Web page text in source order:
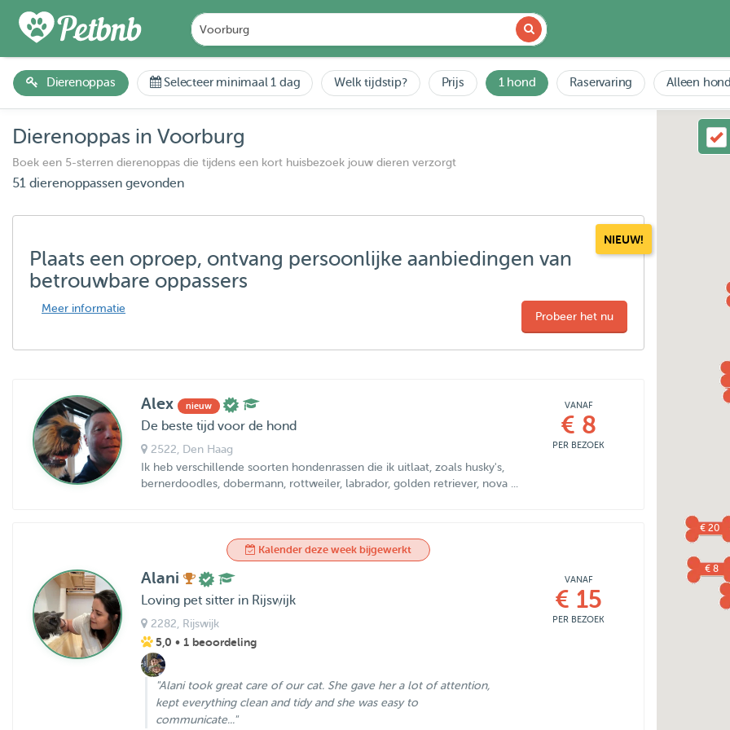
Dierenoppas Selecteer minimaal 1 dag Welk tijdstip? Prijs 1 hond Raservaring Alleen
Dierenoppas in Voorburg
Boek een 5-sterren dierenoppas die tijdens een kort huisbezoek jouw dieren verzorgt
51 dierenoppassen gevonden
NIEUW!
Plaats een oproep, ontvang persoonlijke aanbiedingen van
betrouwbare oppassers
Meer informatie
Probeer het nu
Alex nieuw
De beste tijd voor de hond
2522 , Den Haag
Ik heb verschillende soorten hondenrassen die ik uitlaat, zoals husky's,
bernerdoodles, dobermann, rottweiler, labrador, golden retriever, nova ...
VANAF
€ 8
PER BEZOEK
Kalender deze week bijgewerkt
Alani
Loving pet sitter in Rijswijk
2282 , Rijswijk
5,0 • 1 beoordeling
"Alani took great care of our cat. She gave her a lot of attention,
kept everything clean and tidy and she was easy to
communicate..."
VANAF
€ 15
PER BEZOEK
€ 8
€ 20